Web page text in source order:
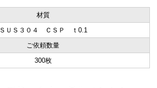
材質
ＳＵＳ３０４ ＣＳＰ ｔ0.1
ご依頼数量
300枚